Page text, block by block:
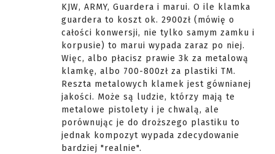
KJW, ARMY, Guardera i marui. O ile klamka
guardera to koszt ok. 2900zł (mówię o
całości konwersji, nie tylko samym zamku i
korpusie) to marui wypada zaraz po niej.
Więc, albo płacisz prawie 3k za metalową
klamkę, albo 700-800zł za plastiki TM.
Reszta metalowych klamek jest gównianej
jakości. Może są ludzie, którzy mają te
metalowe pistolety i je chwalą, ale
porównując je do droższego plastiku to
jednak kompozyt wypada zdecydowanie
bardziej "realnie".